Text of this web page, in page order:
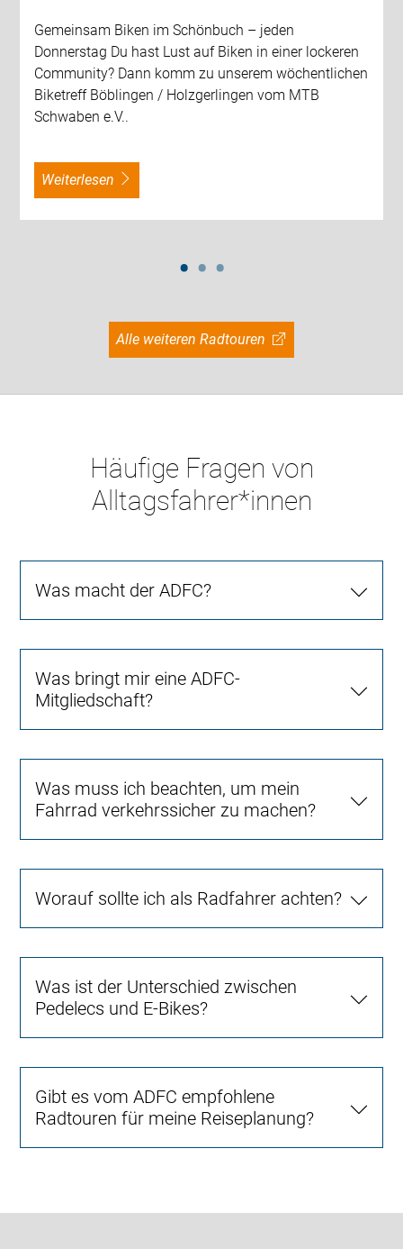
Gemeinsam Biken im Schönbuch – jeden
Donnerstag Du hast Lust auf Biken in einer lockeren
Community? Dann komm zu unserem wöchentlichen
Biketreff Böblingen / Holzgerlingen vom MTB
Schwaben e.V..
weiterlesen
Alle weiteren Radtouren
Häufige Fragen von
Alltagsfahrer*innen
Was macht der ADFC?
Was bringt mir eine ADFC-
Mitgliedschaft?
Was muss ich beachten, um mein
Fahrrad verkehrssicher zu machen?
Worauf sollte ich als Radfahrer achten?
Was ist der Unterschied zwischen
Pedelecs und E-Bikes?
Gibt es vom ADFC empfohlene
Radtouren für meine Reiseplanung?